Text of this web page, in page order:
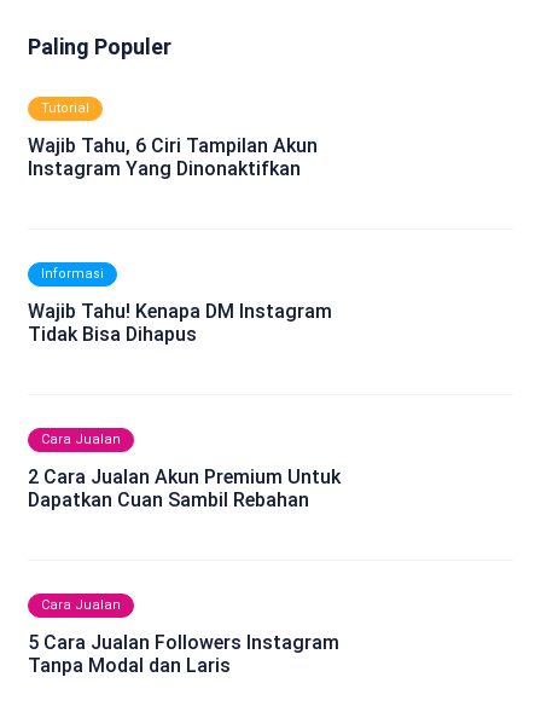
Paling Populer
Tutorial
Wajib Tahu, 6 Ciri Tampilan Akun
Instagram Yang Dinonaktifkan
Informasi
Wajib Tahu! Kenapa DM Instagram
Tidak Bisa Dihapus
Cara Jualan
2 Cara Jualan Akun Premium Untuk
Dapatkan Cuan Sambil Rebahan
Cara Jualan
5 Cara Jualan Followers Instagram
Tanpa Modal dan Laris